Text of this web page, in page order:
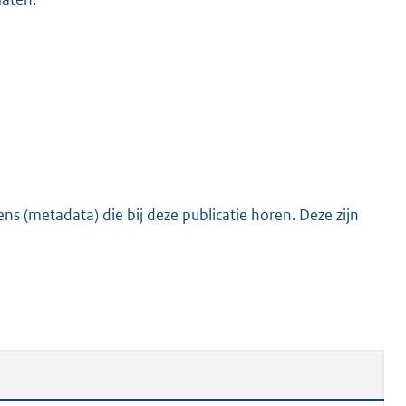
(metadata) die bij deze publicatie horen. Deze zijn